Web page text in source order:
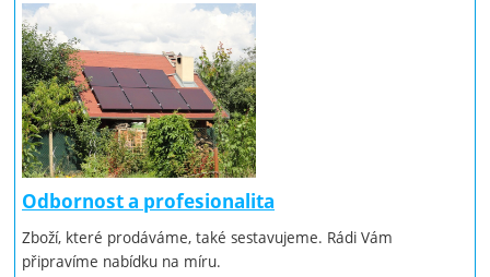
Video: Instalace rekuperační jednotky
Venus
Odbornost a profesionalita
Zboží, které prodáváme, také sestavujeme. Rádi Vám
připravíme nabídku na míru.